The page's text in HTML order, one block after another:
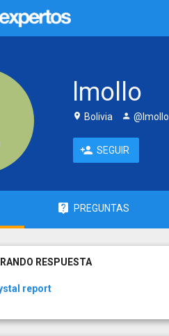
lmollo
Bolivia @lmollo
SEGUIR
PREGUNTAS
RESPUESTA
report